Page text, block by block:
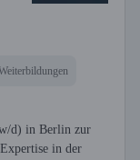
d) in Berlin zur
in der